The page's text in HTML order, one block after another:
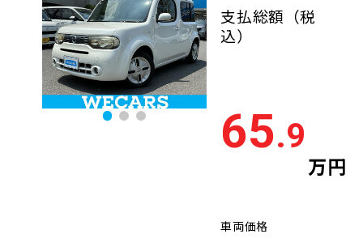
企業情報
0120-733-500
年式 新しい順
走行距
離
少ない順
排気量 大きい順
少な
支払総額 （税
込）
65.9
万円
車両価格